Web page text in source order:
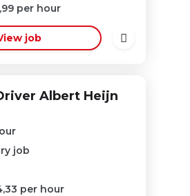
per hour
job
Albert Heijn
job
per hour